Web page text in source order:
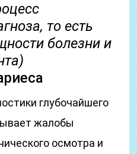
то есть
болезни и
глубочайшего
жалобы
осмотра и